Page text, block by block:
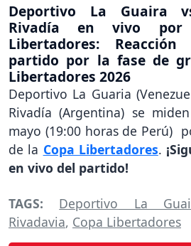
Deportivo La Guaira
Rivadía en vivo por
Libertadores:
partido por la fase de
Libertadores 2026
Deportivo La Guaria
Rivadía (Argentina) se
mayo (19:00 horas de Perú)
de la Copa Libertadores.
en vivo del partido!
TAGS: Deportivo La
Rivadavia, Copa Libertadores